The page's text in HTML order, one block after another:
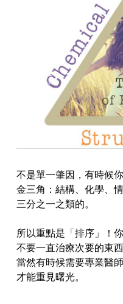
不是單一肇因，有時候
金三角：結構、化學、
三分之一之類的。
所以重點是「排序」！
不要一直治療次要的東
當然有時候需要專業醫
才能重見曙光。